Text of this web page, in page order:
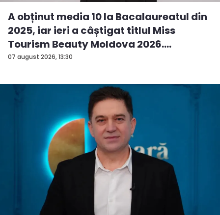
07 august 2026, 13:30
A obținut media 10 la Bacalaureatul din
2025, iar ieri a câștigat titlul Miss
Tourism Beauty Moldova 2026.
Andreea...